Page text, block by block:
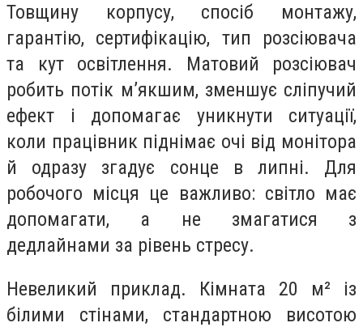
Товщину корпусу, спосіб монтажу,
гарантію, сертифікацію, тип розсіювача
та кут освітлення. Матовий розсіювач
робить потік м’якшим, зменшує сліпучий
ефект і допомагає уникнути ситуації,
коли працівник піднімає очі від монітора
й одразу згадує сонце в липні. Для
робочого місця це важливо: світло має
допомагати, а не змагатися з
дедлайнами за рівень стресу.
Невеликий приклад. Кімната 20 м² із
білими стінами, стандартною висотою